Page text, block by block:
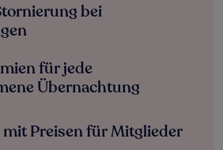
bei
für jede
Übernachtung
Preisen für Mitglieder